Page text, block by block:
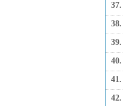
37.
38.
39.
40.
41.
42.